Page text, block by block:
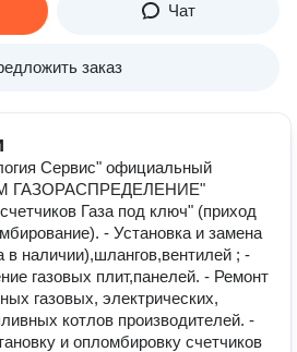
Чат
заказ
Сервис" официальный
ГАЗОРАСПРЕДЕЛЕНИЕ"
Газа под ключ" (приход
- Установка и замена
в наличии),шлангов,вентилей ; -
газовых плит,панелей. - Ремонт
газовых, электрических,
котлов производителей. -
и опломбировку счетчиков